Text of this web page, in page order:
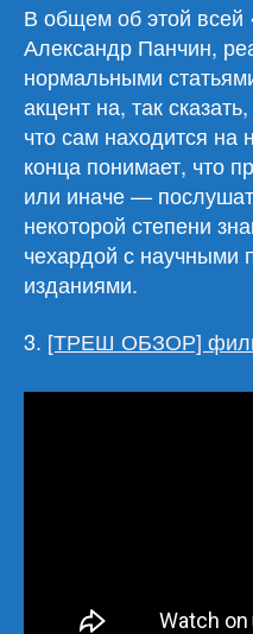
В общем об этой всей
Александр Панчин,
нормальными
акцент на, так
что сам находится
конца понимает, что
или иначе —
некоторой степени
чехардой с научными
изданиями.
3. [ТРЕШ ОБЗОР]